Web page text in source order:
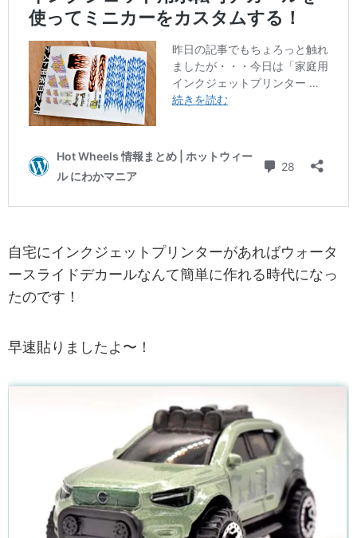
自宅にインクジェットプリンターがあればウォータ
ースライドデカールなんて簡単に作れる時代になっ
たのです！
早速貼りましたよ〜！